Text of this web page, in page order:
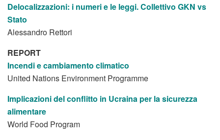
Delocalizzazioni: i numeri e le leggi. Collettivo GKN vs
Stato
Alessandro Rettori
REPORT
Incendi e cambiamento climatico
United Nations Environment Programme
Implicazioni del conflitto in Ucraina per la sicurezza
alimentare
World Food Program